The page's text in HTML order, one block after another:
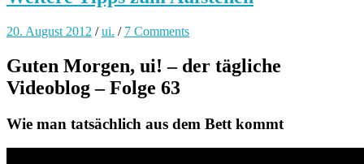
20. August 2012 /ui. / 7 Comments
Guten Morgen, ui! – der tägliche
Videoblog – Folge 63
Wie man tatsächlich aus dem Bett kommt